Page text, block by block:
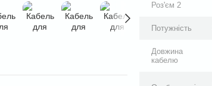
Роз'єм 2
Потужність
Довжина
кабелю